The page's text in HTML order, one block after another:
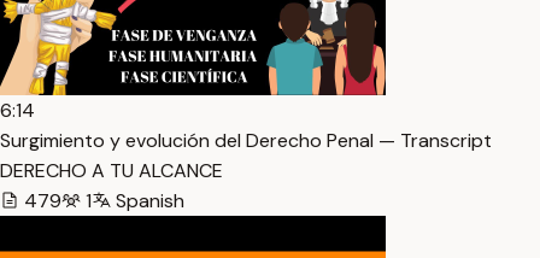
6:14
Surgimiento y evolución del Derecho Penal — Transcript
DERECHO A TU ALCANCE
479
1 Spanish